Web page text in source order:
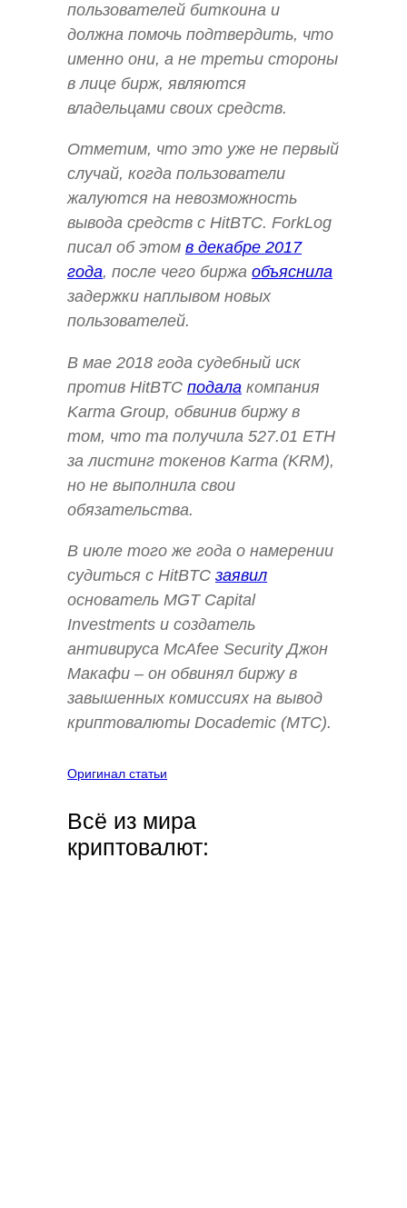
пользователей биткоина и
должна помочь подтвердить, что
именно они, а не третьи стороны
в лице бирж, являются
владельцами своих средств.
Отметим, что это уже не первый
случай, когда пользователи
жалуются на невозможность
вывода средств с HitBTC. ForkLog
писал об этом в декабре 2017
года, после чего биржа объяснила
задержки наплывом новых
пользователей.
В мае 2018 года судебный иск
против HitBTC подала компания
Karma Group, обвинив биржу в
том, что та получила 527.01 ETH
за листинг токенов Karma (KRM),
но не выполнила свои
обязательства.
В июле того же года о намерении
судиться с HitBTC заявил
основатель MGT Capital
Investments и создатель
антивируса McAfee Security Джон
Макафи – он обвинял биржу в
завышенных комиссиях на вывод
криптовалюты Docademic (MTC).
Оригинал статьи
Всё из мира
криптовалют: